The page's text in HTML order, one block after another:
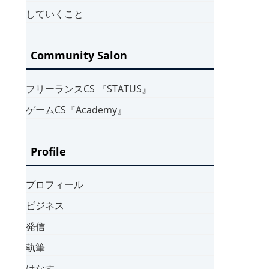
していくこと
Community Salon
フリーランスCS 『STATUS』
ゲームCS『Academy』
Profile
プロフィール
ビジネス
発信
執筆